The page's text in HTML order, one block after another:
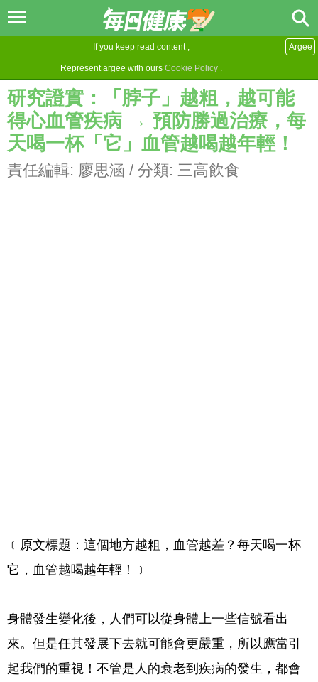
If you keep read content ,
Represent argee with ours Cookie Policy .
Argee
研究證實：「脖子」越粗，越可能
得心血管疾病 → 預防勝過治療，每
天喝一杯「它」血管越喝越年輕！
責任編輯: 廖思涵 / 分類: 三高飲食
﹝原文標題：這個地方越粗，血管越差？每天喝一杯
它，血管越喝越年輕！﹞
身體發生變化後，人們可以從身體上一些信號看出
來。但是任其發展下去就可能會更嚴重，所以應當引
起我們的重視！不管是人的衰老到疾病的發生，都會